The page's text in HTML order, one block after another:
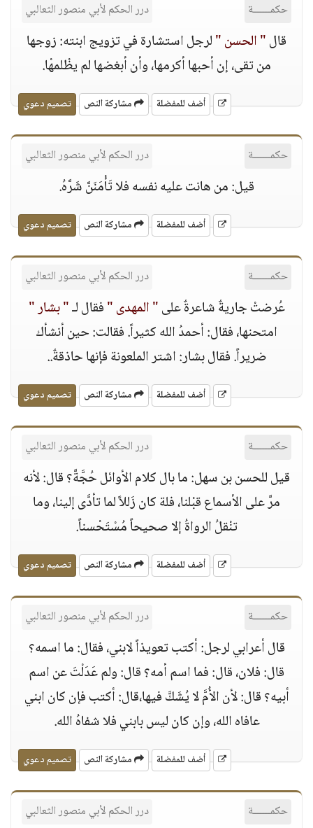
حكمــــــة درر الحكم لأبي منصور الثعالبي
قال" الحسن "لرجل استشارة في تزويج ابنته: زوجها
من تقى، إن أحبها أكرمها، وأن أبغضها لم يظْلمهْا.
أضف للمفضلة مشاركة النص تصميم دعوي
حكمــــــة درر الحكم لأبي منصور الثعالبي
قيل: من هانت عليه نفسه فلا تَأْمَنَنَّ شَرَّهُ.
أضف للمفضلة مشاركة النص تصميم دعوي
حكمــــــة درر الحكم لأبي منصور الثعالبي
عُرضتْ جاريةٌ شاعرةٌ على" المهدى "فقال لـ" بشار "
امتحنها، فقال: أحمدُ الله كثيراً. فقالت: حين أنشأك
ضريراً. فقال بشار: اشتر الملعونة فإنها حاذقةٌ..
أضف للمفضلة مشاركة النص تصميم دعوي
حكمــــــة درر الحكم لأبي منصور الثعالبي
قيل للحسن بن سهل: ما بال كلام الأوائل حُجَّةَّ؟ قال: لأنه
مرَّ على الأسماع قبْلنا، فلة كان زَللاً لما تأدَّى إلينا، وما
تنْقلُ الرواةُ إلا صحيحاً مُسْتَحْسناً.
أضف للمفضلة مشاركة النص تصميم دعوي
حكمــــــة درر الحكم لأبي منصور الثعالبي
قال أعرابي لرجل: أكتب تعويذاً لابني، فقال: ما اسمه؟
قال: فلان، قال: فما اسم أمه؟ قال: ولم عَدَلْتَ عن اسم
أبيه؟ قال: لأن الأُمَّ لا يُشَكَّ فيها،قال: أكتب فإن كان ابني
عافاه الله، وإن كان ليس بابني فلا شفاهُ الله.
أضف للمفضلة مشاركة النص تصميم دعوي
حكمــــــة درر الحكم لأبي منصور الثعالبي